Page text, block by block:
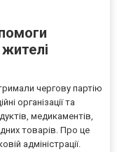
чергову партію
організації та
медикаментів,
товарів. Про це
адміністрації.